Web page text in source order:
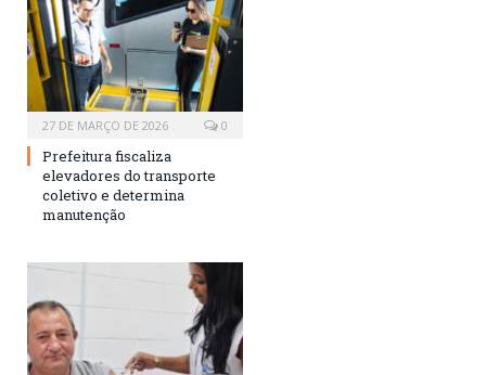
27 DE MARÇO DE 2026 0
Prefeitura fiscaliza
elevadores do transporte
coletivo e determina
manutenção